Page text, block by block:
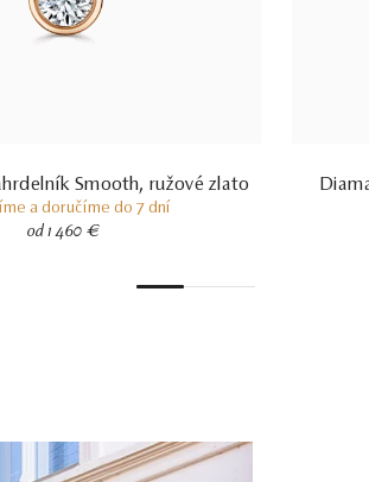
Smooth, ružové zlato
a doručíme do 7 dní
od 1 460 €